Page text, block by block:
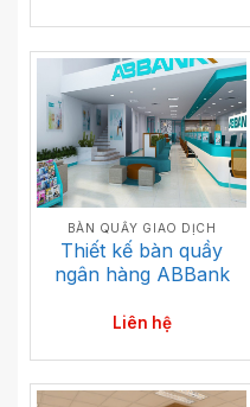
BÀN QUẦY GIAO DỊCH
Thiết kế bàn quầy
ngân hàng ABBank
Liên hệ